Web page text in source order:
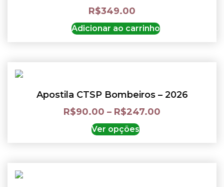
R$349.00
Adicionar ao carrinho
Apostila CTSP Bombeiros – 2026
R$90.00 – R$247.00
Ver opções